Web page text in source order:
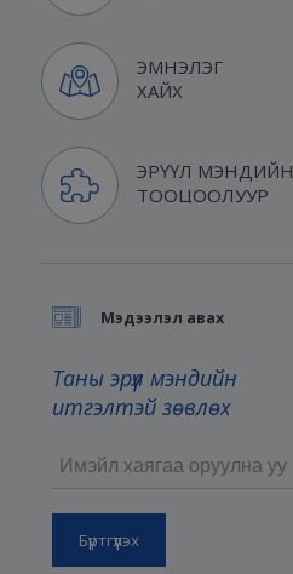
ЭМНЭЛЭГ
ХАЙХ
ЭРҮҮЛ МЭНДИЙН
ТООЦООЛУУР
Мэдээлэл авах
Таны эрүүл мэндийн
итгэлтэй зөвлөх